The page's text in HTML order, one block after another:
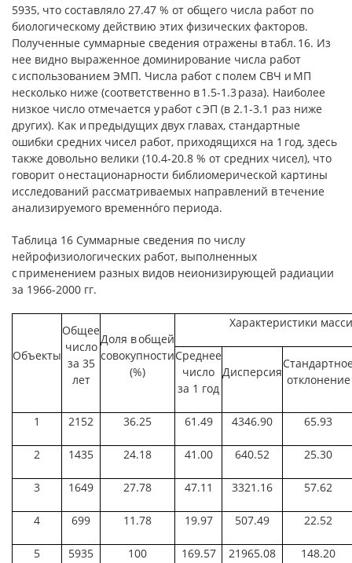
5935, что составляло 27.47 % от общего числа работ по
биологическому действию этих физических факторов.
Полученные суммарные сведения отражены в табл. 16. Из
нее видно выраженное доминирование числа работ
с использованием ЭМП. Числа работ с полем СВЧ и МП
несколько ниже (соответственно в 1.5-1.3 раза). Наиболее
низкое число отмечается у работ с ЭП (в 2.1-3.1 раз ниже
других). Как и предыдущих двух главах, стандартные
ошибки средних чисел работ, приходящихся на 1 год, здесь
также довольно велики (10.4-20.8 % от средних чисел), что
говорит о нестационарности библиомерической картины
исследований рассматриваемых направлений в течение
анализируемого временнóго периода.
Таблица 16 Суммарные сведения по числу
нейрофизиологических работ, выполненных
с применением разных видов неионизирующей радиации
за 1966-2000 гг.
Объекты
Общее
число
за 35
лет
Доля в общей
совокупности
(%)
Характеристики
Среднее
число
за 1 год
Дисперсия
отклонение
1 2152 36.25 61.49 4346.90 65.93
2 1435 24.18 41.00 640.52 25.30
3 1649 27.78 47.11 3321.16 57.62
4 699 11.78 19.97 507.49 22.52
5 5935 100 169.57 21965.08 148.20